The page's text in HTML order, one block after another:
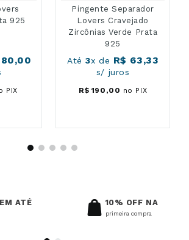
925
80,00
PIX
Pingente Separador
Lovers Cravejado
Zircônias Verde Prata
925
Até3x deR$ 63,33
s/ juros
R$ 190,00 no PIX
ATÉ 10% OFF NA
primeira compra